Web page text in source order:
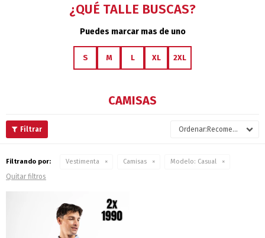
¿QUÉ TALLE BUSCAS?
Puedes marcar mas de uno
S M L XL 2XL
CAMISAS
Recomendados
Filtrando por: Vestimenta Camisas Modelo: Casual
Quitar filtros